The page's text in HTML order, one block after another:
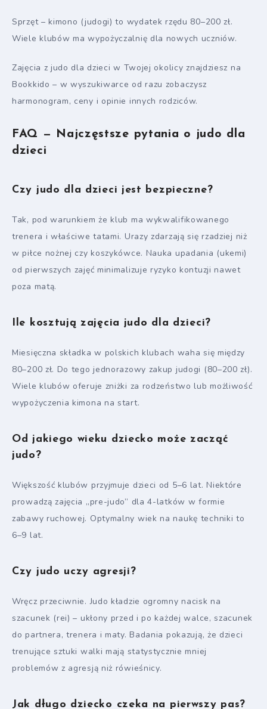
Sprzęt – kimono (judogi) to wydatek rzędu 80–200 zł.
Wiele klubów ma wypożyczalnię dla nowych uczniów.
Zajęcia z judo dla dzieci w Twojej okolicy znajdziesz na
Bookkido – w wyszukiwarce od razu zobaczysz
harmonogram, ceny i opinie innych rodziców.
FAQ — Najczęstsze pytania o judo dla
dzieci
Czy judo dla dzieci jest bezpieczne?
Tak, pod warunkiem że klub ma wykwalifikowanego
trenera i właściwe tatami. Urazy zdarzają się rzadziej niż
w piłce nożnej czy koszykówce. Nauka upadania (ukemi)
od pierwszych zajęć minimalizuje ryzyko kontuzji nawet
poza matą.
Ile kosztują zajęcia judo dla dzieci?
Miesięczna składka w polskich klubach waha się między
80–200 zł. Do tego jednorazowy zakup judogi (80–200 zł).
Wiele klubów oferuje zniżki za rodzeństwo lub możliwość
wypożyczenia kimona na start.
Od jakiego wieku dziecko może zacząć
judo?
Większość klubów przyjmuje dzieci od 5–6 lat. Niektóre
prowadzą zajęcia „pre-judo” dla 4-latków w formie
zabawy ruchowej. Optymalny wiek na naukę techniki to
6–9 lat.
Czy judo uczy agresji?
Wręcz przeciwnie. Judo kładzie ogromny nacisk na
szacunek (rei) – ukłony przed i po każdej walce, szacunek
do partnera, trenera i maty. Badania pokazują, że dzieci
trenujące sztuki walki mają statystycznie mniej
problemów z agresją niż rówieśnicy.
Jak długo dziecko czeka na pierwszy pas?